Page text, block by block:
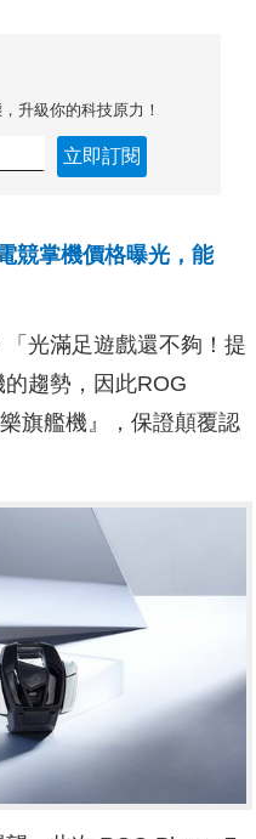
升級你的科技原力！
立即訂閱
競掌機價格曝光，能
光滿足遊戲還不夠！提
趨勢，因此ROG
旗艦機』，保證顛覆認